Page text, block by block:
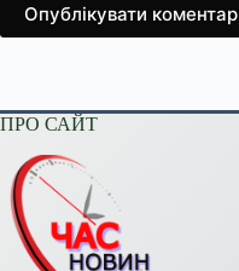
Опублікувати коментар
ПРО САЙТ